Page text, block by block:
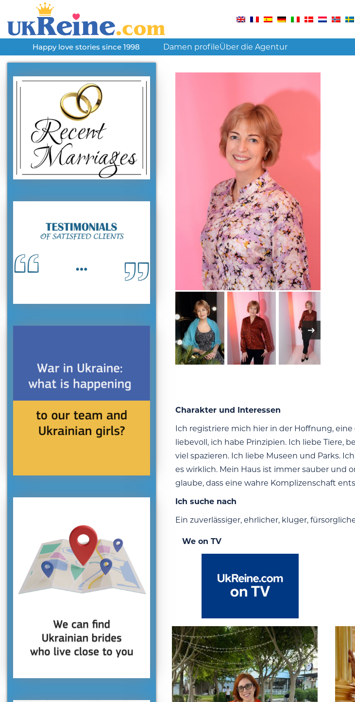
Happy love stories since 1998 Damen profileÜber die Agentur
Charakter und Interessen
Ich registriere mich hier in der Hoffnung,
liebevoll, ich habe Prinzipien. Ich liebe Tiere,
viel spazieren. Ich liebe Museen und Parks.
es wirklich. Mein Haus ist immer sauber und
glaube, dass eine wahre Komplizenschaft
Ich suche nach
Ein zuverlässiger, ehrlicher, kluger,
We on TV